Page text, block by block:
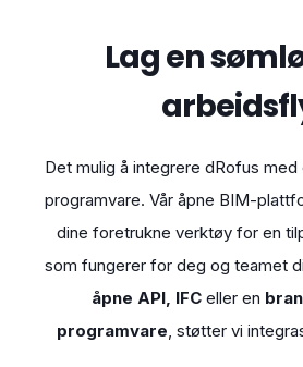
Lag en
Det mulig å integrere dRofus
programvare. Vår åpne BIM-
dine foretrukne verktøy for en
som fungerer for deg og teamet
åpne API, IFC eller en
programvare, støtter vi